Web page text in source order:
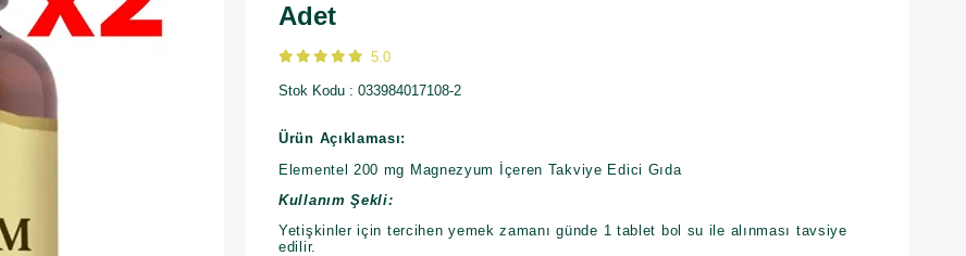
Adet
5.0
Stok Kodu 033984017108-2
Ürün Açıklaması:
Elementel 200 mg Magnezyum İçeren Takviye Edici Gıda
Kullanım Şekli:
Yetişkinler için tercihen yemek zamanı günde 1 tablet bol su ile alınması tavsiye
edilir.